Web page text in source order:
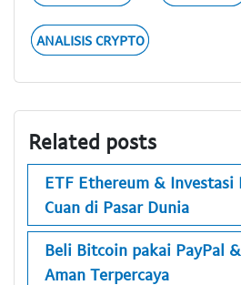
ANALISIS CRYPTO
Related posts
ETF Ethereum & Investasi
Cuan di Pasar Dunia
Beli Bitcoin pakai PayPal
Aman Terpercaya